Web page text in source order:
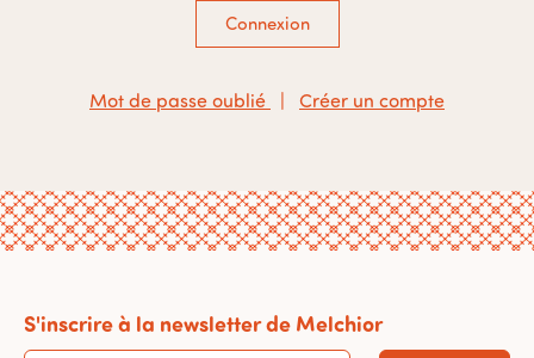
Connexion
Mot de passe oublié Créer un compte
S'inscrire à la newsletter de Melchior